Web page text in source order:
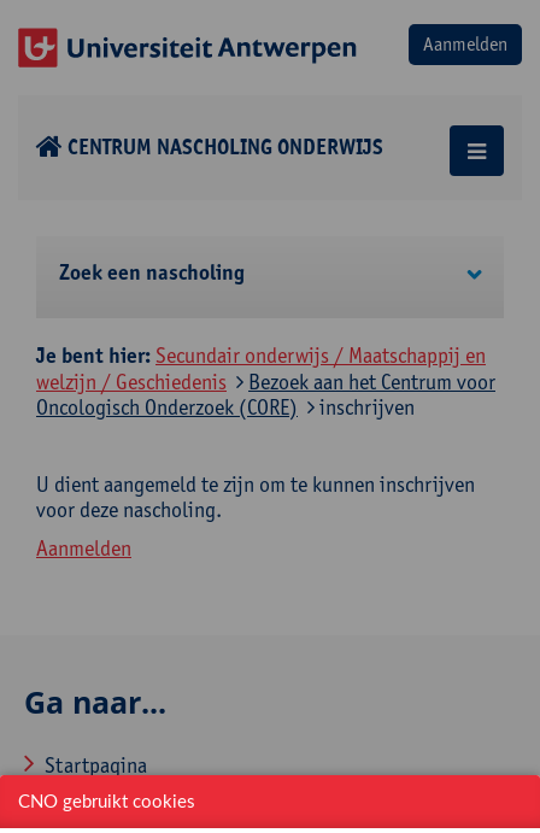
CENTRUM NASCHOLING ONDERWIJS
Zoek een nascholing
Je bent hier: Secundair onderwijs / Maatschappij en
welzijn / Geschiedenis
Bezoek aan het Centrum voor
Oncologisch Onderzoek (CORE)
inschrijven
U dient aangemeld te zijn om te kunnen inschrijven
voor deze nascholing.
Aanmelden
Ga naar...
Startpagina
Over CNO
CNO gebruikt cookies